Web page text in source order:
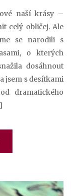
naší krásy –
celý obličej. Ale
se narodili s
o kterých
dosáhnout
jsem s desítkami
dramatického